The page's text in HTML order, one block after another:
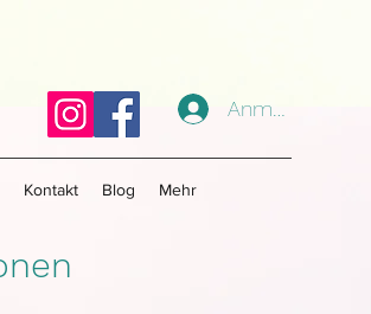
Anmelden
Kontakt Blog Mehr